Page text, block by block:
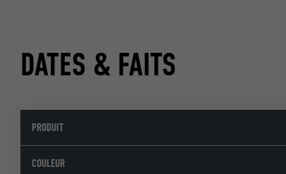
DATES & FAITS
PRODUIT
COULEUR